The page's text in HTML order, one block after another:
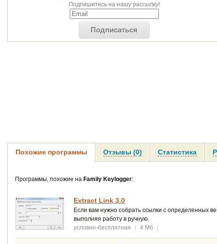
Подпишитесь на нашу рассылку!
Подписаться
Похожие программы Отзывы (0) Статистика
Программы, похожие на Family Keylogger:
Extract Link 3.0
Если вам нужно собрать ссылки с определенных
выполняя работу в ручную.
условно-бесплатная
| 4 Мб |